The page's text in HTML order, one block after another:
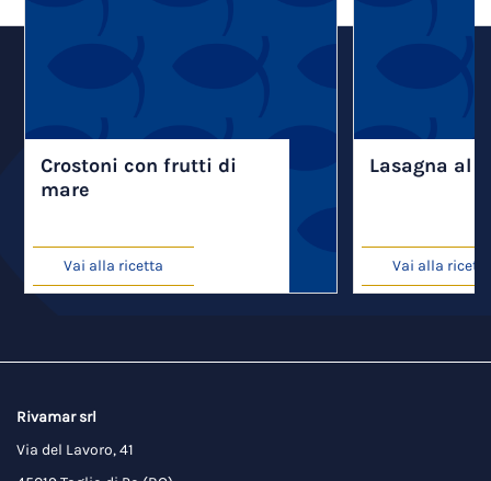
Crostoni con frutti di
mare
Vai alla ricetta
Lasagna al
Vai alla ricetta
Rivamar srl
Via del Lavoro, 41